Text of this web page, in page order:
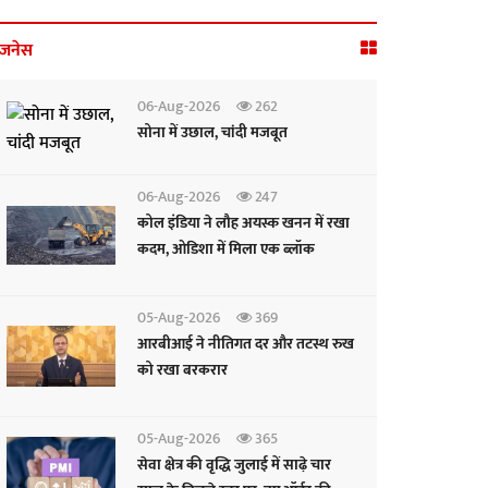
06-Aug-2026
262
सोना में उछाल, चांदी मजबूत
06-Aug-2026
247
कोल इंडिया ने लौह अयस्क खनन में रखा
कदम, ओडिशा में मिला एक ब्लॉक
05-Aug-2026
369
आरबीआई ने नीतिगत दर और तटस्थ रुख
को रखा बरकरार
05-Aug-2026
365
सेवा क्षेत्र की वृद्धि जुलाई में साढ़े चार